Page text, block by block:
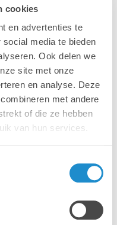
cookies
en advertenties te
media te bieden
Ook delen we
site met onze
en analyse. Deze
met andere
of die ze hebben
van hun services.
Contacteer onze